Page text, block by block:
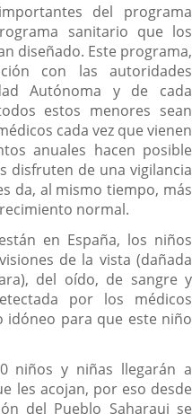
del programa
sanitario que los
diseñado. Este programa,
con las autoridades
Autónoma y de cada
estos menores sean
cada vez que vienen
anuales hacen posible
disfruten de una vigilancia
da, al mismo tiempo, más
normal.
en España, los niños
de la vista (dañada
del oído, de sangre y
por los médicos
para que este niño
niños y niñas llegarán a
les acojan, por eso desde
del Pueblo Saharaui se